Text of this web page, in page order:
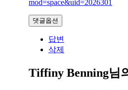
mod=space&uid=2026301
댓글옵션
답변
삭제
Tiffiny Benning님